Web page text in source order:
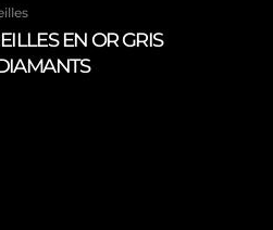
EN OR GRIS